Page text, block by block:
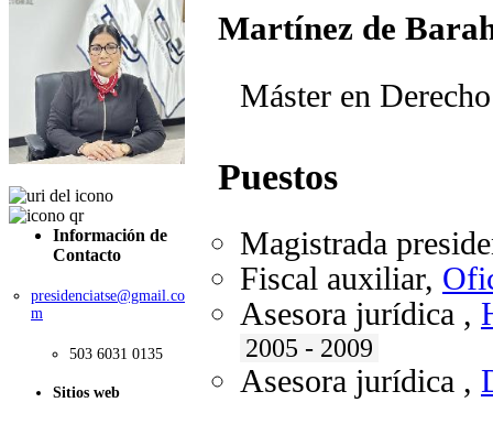
Información de
Contacto
presidenciatse@gmail.co
m
503 6031 0135
Sitios web
Martínez de
Máster en
Puestos
Magistrada
Fiscal auxiliar,
Asesora jurídica ,
2005 - 2009
Asesora jurídica ,